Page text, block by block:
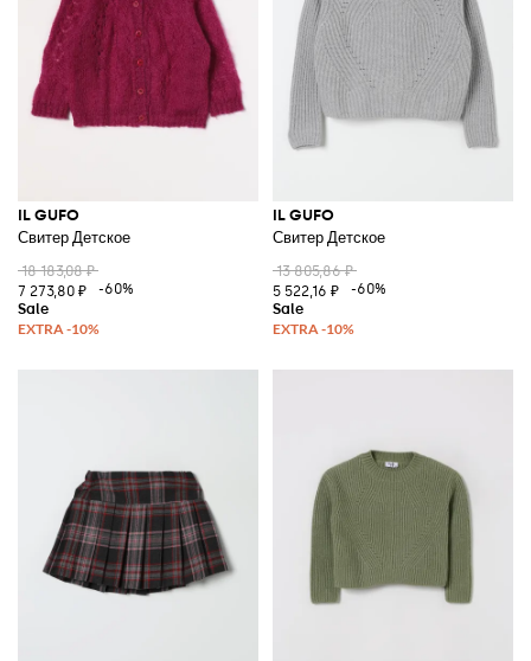
IL GUFO
Свитер Детское
18 183,08 ₽
7 273,80 ₽
-60%
IL GUFO
Свитер Детское
13 805,86 ₽
5 522,16 ₽
-60%